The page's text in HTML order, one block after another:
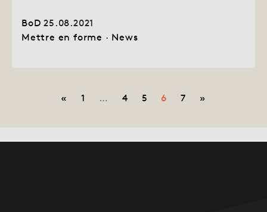
BoD 25.08.2021
Mettre en forme · News
Navigation dans les
« 1 … 4 5 6 7 »